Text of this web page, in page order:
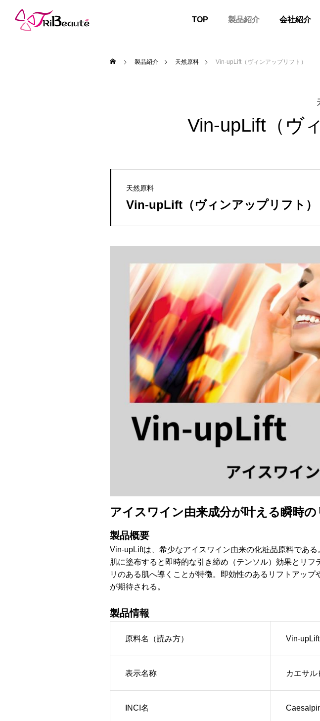
TOP 製品紹介 会社紹介
製品紹介 天然原料 Vin-upLift（ヴィンアップリフト）
Vin-upLift（ヴ
天然原料
Vin-upLift（ヴィンアップリフト）
アイスワイン由来成分が叶える瞬時
製品概要
Vin-upLiftは、希少なアイスワイン由来の化粧品原料である
肌に塗布すると即時的な引き締め（テンソル）効果とリ
リのある肌へ導くことが特徴。即効性のあるリフトアッ
が期待される。
製品情報
原料名（読み方） Vin-
表示名称 カエサ
INCI名